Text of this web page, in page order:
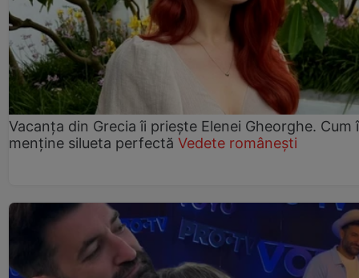
Vacanța din Grecia îi priește Elenei Gheorghe. Cum
menține silueta perfectă Vedete românești